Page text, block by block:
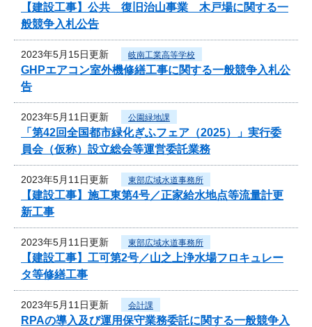
【建設工事】公共 復旧治山事業 木戸場に関する一
般競争入札公告
2023年5月15日更新 岐南工業高等学校
GHPエアコン室外機修繕工事に関する一般競争入札公
告
2023年5月11日更新 公園緑地課
「第42回全国都市緑化ぎふフェア（2025）」実行委
員会（仮称）設立総会等運営委託業務
2023年5月11日更新 東部広域水道事務所
【建設工事】施工東第4号／正家給水地点等流量計更
新工事
2023年5月11日更新 東部広域水道事務所
【建設工事】工可第2号／山之上浄水場フロキュレー
タ等修繕工事
2023年5月11日更新 会計課
RPAの導入及び運用保守業務委託に関する一般競争入